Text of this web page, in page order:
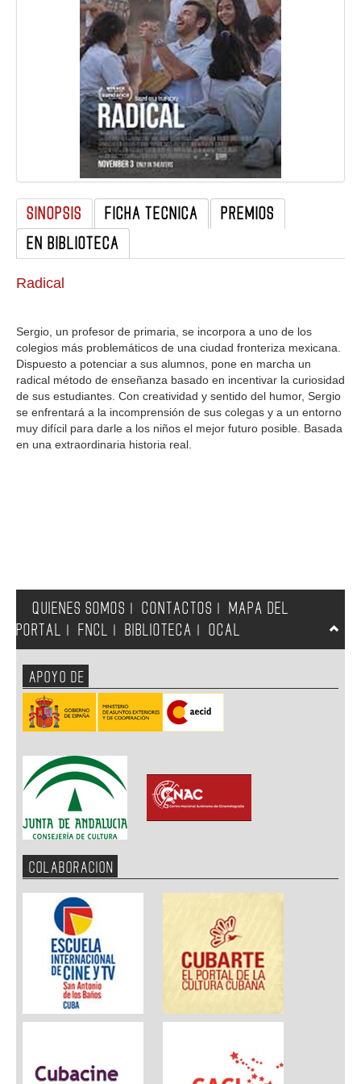
GALERIA
SINOPSIS FICHA TECNICA
PREMIOS
EN BIBLIOTECA
Radical
Sergio, un profesor de primaria, se incorpora a uno de los
colegios más problemáticos de una ciudad fronteriza mexicana.
Dispuesto a potenciar a sus alumnos, pone en marcha un
radical método de enseñanza basado en incentivar la curiosidad
de sus estudiantes. Con creatividad y sentido del humor, Sergio
se enfrentará a la incomprensión de sus colegas y a un entorno
muy difícil para darle a los niños el mejor futuro posible. Basada
en una extraordinaria historia real.
QUIENES SOMOS CONTACTOS
MAPA DEL
PORTAL
FNCL BIBLIOTECA OCAL
APOYO DE
COLABORACION